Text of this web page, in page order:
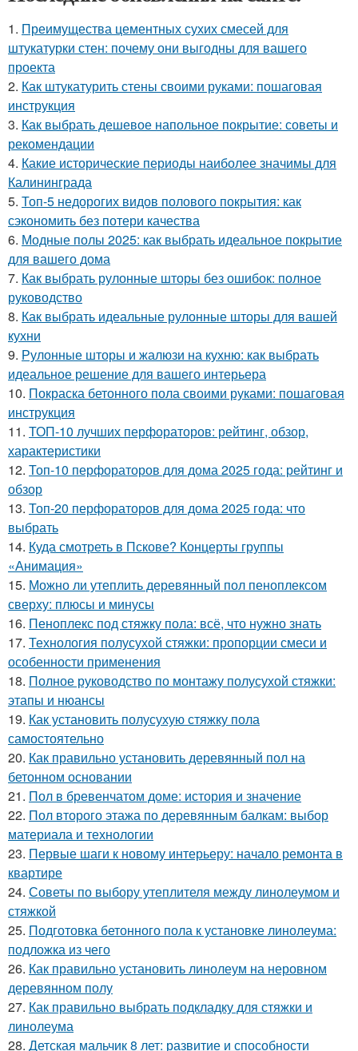
1. Преимущества цементных сухих смесей для
штукатурки стен: почему они выгодны для вашего
проекта
2. Как штукатурить стены своими руками: пошаговая
инструкция
3. Как выбрать дешевое напольное покрытие: советы и
рекомендации
4. Какие исторические периоды наиболее значимы для
Калининграда
5. Топ-5 недорогих видов полового покрытия: как
сэкономить без потери качества
6. Модные полы 2025: как выбрать идеальное покрытие
для вашего дома
7. Как выбрать рулонные шторы без ошибок: полное
руководство
8. Как выбрать идеальные рулонные шторы для вашей
кухни
9. Рулонные шторы и жалюзи на кухню: как выбрать
идеальное решение для вашего интерьера
10. Покраска бетонного пола своими руками: пошаговая
инструкция
11. ТОП-10 лучших перфораторов: рейтинг, обзор,
характеристики
12. Топ-10 перфораторов для дома 2025 года: рейтинг и
обзор
13. Топ-20 перфораторов для дома 2025 года: что
выбрать
14. Куда смотреть в Пскове? Концерты группы
«Анимация»
15. Можно ли утеплить деревянный пол пеноплексом
сверху: плюсы и минусы
16. Пеноплекс под стяжку пола: всё, что нужно знать
17. Технология полусухой стяжки: пропорции смеси и
особенности применения
18. Полное руководство по монтажу полусухой стяжки:
этапы и нюансы
19. Как установить полусухую стяжку пола
самостоятельно
20. Как правильно установить деревянный пол на
бетонном основании
21. Пол в бревенчатом доме: история и значение
22. Пол второго этажа по деревянным балкам: выбор
материала и технологии
23. Первые шаги к новому интерьеру: начало ремонта в
квартире
24. Советы по выбору утеплителя между линолеумом и
стяжкой
25. Подготовка бетонного пола к установке линолеума:
подложка из чего
26. Как правильно установить линолеум на неровном
деревянном полу
27. Как правильно выбрать подкладку для стяжки и
линолеума
28. Детская мальчик 8 лет: развитие и способности